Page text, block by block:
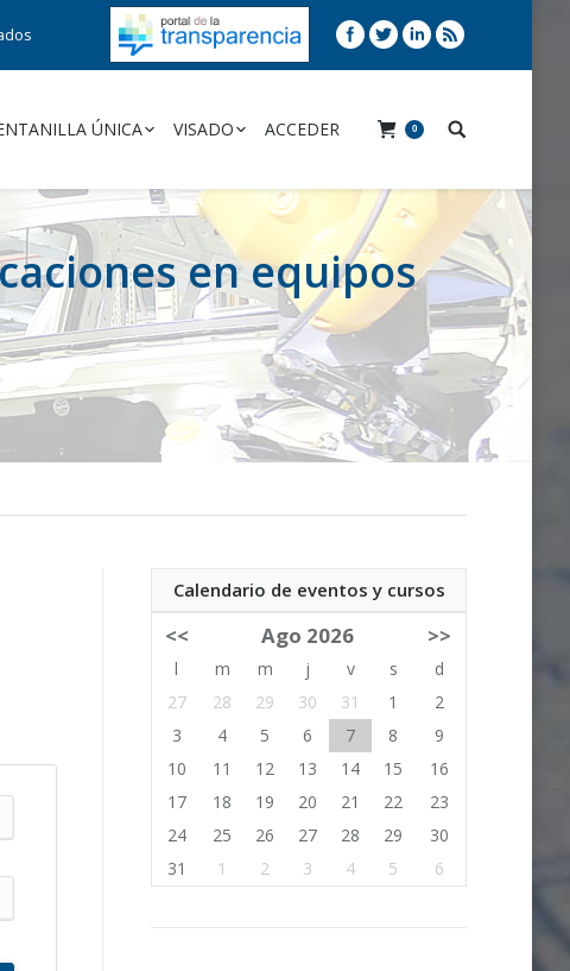
ÚNICA VISADO ACCEDER 0
en equipos
Calendario de eventos y cursos
<< Ago 2026 >>
l m m j v s
d
27
28 29 30 31 1
2
3
4 5 6 7 8
9
10
11 12 13 14 15
16
17
18 19 20 21 22
23
24
25 26 27 28 29
30
31
1 2 3 4 5 6